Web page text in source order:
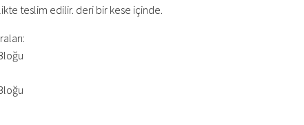
teslim edilir. deri bir kese içinde.